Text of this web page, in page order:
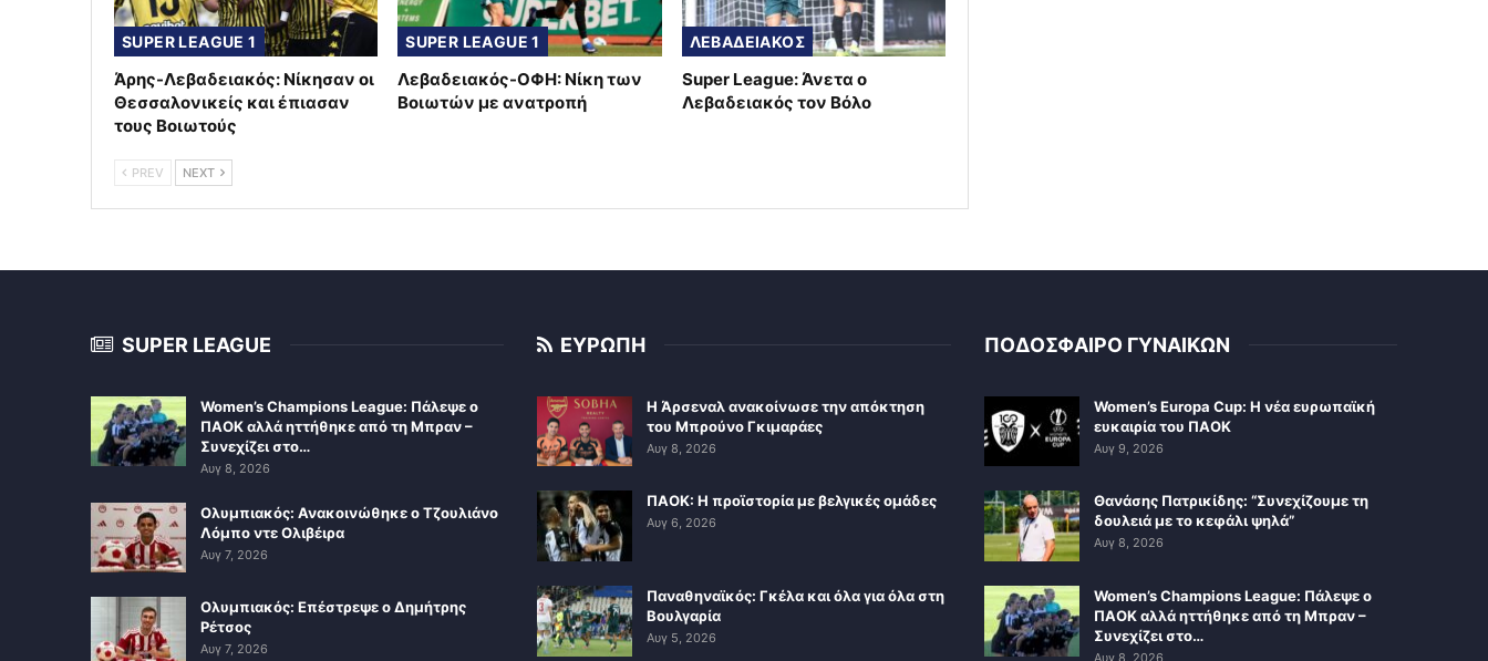
SUPER LEAGUE 1
Άρης-Λεβαδειακός: Νίκησαν οι
Θεσσαλονικείς και έπιασαν
τους Βοιωτούς
SUPER LEAGUE 1
Λεβαδειακός-ΟΦΗ: Νίκη των
Βοιωτών με ανατροπή
ΛΕΒΑΔΕΙΑΚΟΣ
Super League: Άνετα ο
Λεβαδειακός τον Βόλο
PREV NEXT
SUPER LEAGUE
Women’s Champions League: Πάλεψε ο
ΠΑΟΚ αλλά ηττήθηκε από τη Μπραν –
Συνεχίζει στο…
Αυγ 8, 2026
Ολυμπιακός: Ανακοινώθηκε ο Τζουλιάνο
Λόμπο ντε Ολιβέιρα
Αυγ 7, 2026
Ολυμπιακός: Επέστρεψε ο Δημήτρης
Ρέτσος
Αυγ 7, 2026
ΕΥΡΩΠΗ
Η Άρσεναλ ανακοίνωσε την απόκτηση
του Μπρούνο Γκιμαράες
Αυγ 8, 2026
ΠΑΟΚ: Η προϊστορία με βελγικές ομάδες
Αυγ 6, 2026
Παναθηναϊκός: Γκέλα και όλα για όλα στη
Βουλγαρία
Αυγ 5, 2026
ΠΟΔΟΣΦΑΙΡΟ ΓΥΝΑΙΚΩΝ
Women’s Europa Cup: Η νέα ευρωπαϊκή
ευκαιρία του ΠΑΟΚ
Αυγ 9, 2026
Θανάσης Πατρικίδης: “Συνεχίζουμε τη
δουλειά με το κεφάλι ψηλά”
Αυγ 8, 2026
Women’s Champions League: Πάλεψε ο
ΠΑΟΚ αλλά ηττήθηκε από τη Μπραν –
Συνεχίζει στο…
Αυγ 8, 2026